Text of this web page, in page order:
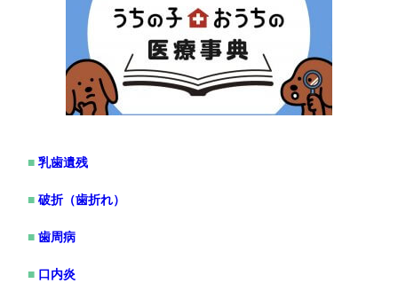
乳歯遺残
破折（歯折れ）
歯周病
口内炎